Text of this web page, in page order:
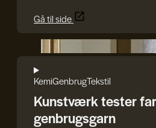
Gå til side
Line Rothmann
KemiGenbrugTekstil
Kunstværk tester
genbrugsgarn